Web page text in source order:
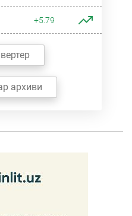
+5.79
архиви